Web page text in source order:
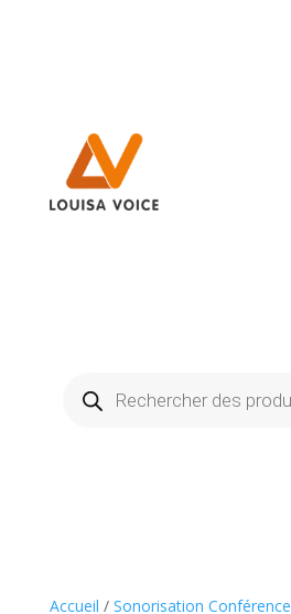
produits
Accueil / Sonorisation Conférence